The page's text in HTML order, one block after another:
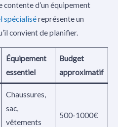
contente d’un équipement
spécialiséreprésente un
convient de planifier.
Équipement
essentiel
Budget
approximatif
Chaussures,
sac,
vêtements
500-1000€